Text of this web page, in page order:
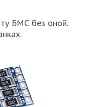
БМС без оной.